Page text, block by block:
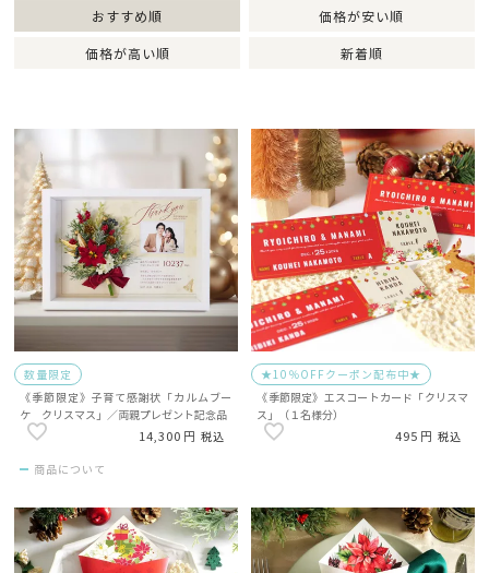
おすすめ順 価格が安い順
価格が高い順 新着順
数量限定
《季節限定》子育て感謝状「カルムブー
ケ クリスマス」／両親プレゼント記念品
14,300 税込
商品について
★10％OFFクーポン配布中★
《季節限定》エスコートカード「クリスマ
ス」（１名様分）
495 税込